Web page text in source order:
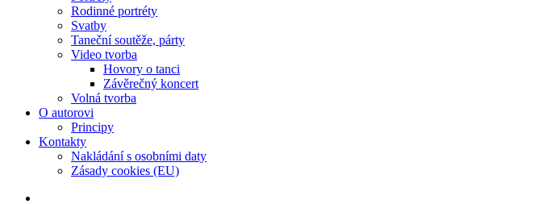
Rodinné portréty
Svatby
Taneční soutěže, párty
Video tvorba
Hovory o tanci
Závěrečný koncert
Volná tvorba
O autorovi
Principy
Kontakty
Nakládání s osobními daty
Zásady cookies (EU)